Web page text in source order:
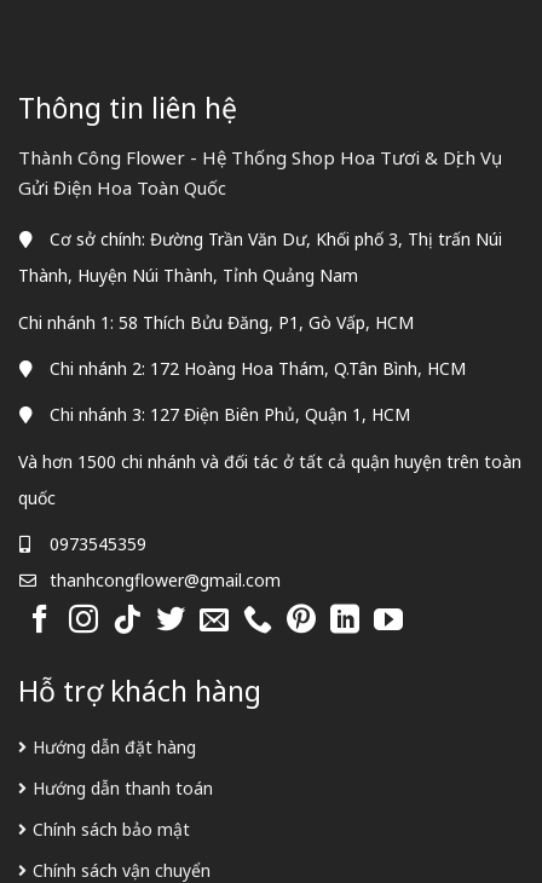
Thông tin liên hệ
Thành Công Flower - Hệ Thống Shop Hoa Tươi & Dịch Vụ
Gửi Điện Hoa Toàn Quốc
Cơ sở chính: Đường Trần Văn Dư, Khối phố 3, Thị trấn Núi
Thành, Huyện Núi Thành, Tỉnh Quảng Nam
Chi nhánh 1: 58 Thích Bửu Đăng, P1, Gò Vấp, HCM
Chi nhánh 2: 172 Hoàng Hoa Thám, Q.Tân Bình, HCM
Chi nhánh 3: 127 Điện Biên Phủ, Quận 1, HCM
Và hơn 1500 chi nhánh và đối tác ở tất cả quận huyện trên toàn
quốc
0973545359
thanhcongflower@gmail.com
Hỗ trợ khách hàng
Hướng dẫn đặt hàng
Hướng dẫn thanh toán
Chính sách bảo mật
Chính sách vận chuyển